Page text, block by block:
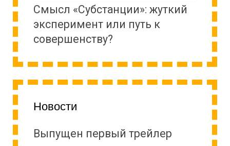
Cмысл «Субстанции»: жуткий
эксперимент или путь к
совершенству?
Новости
Выпущен первый трейлер